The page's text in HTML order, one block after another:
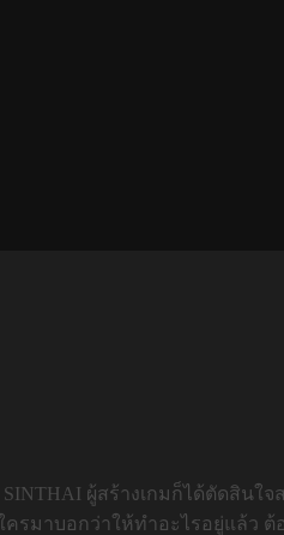
ผู้สร้างเกมก็ได้ตัดสินใ
ครมาบอกว่าให้ทำอะไรอยู่แล้